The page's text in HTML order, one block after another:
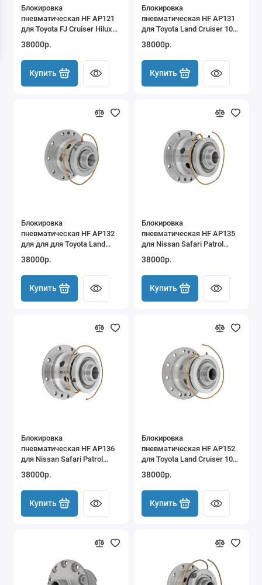
Блокировка
пневматическая HF AP121
для Toyota FJ Cruiser Hilux
передняя
38000р.
Купить
Блокировка
пневматическая HF AP131
для Toyota Land Cruiser 100
38000р.
Купить
Блокировка
пневматическая HF AP132
для для для Toyota Land
др
38000р.
Купить
Блокировка
пневматическая HF AP135
для Nissan Safari Patrol
38000р.
Купить
Блокировка
пневматическая HF AP136
для Nissan Safari Patrol
38000р.
Купить
Блокировка
пневматическая HF AP152
для Toyota Land Cruiser 100
38000р.
Купить